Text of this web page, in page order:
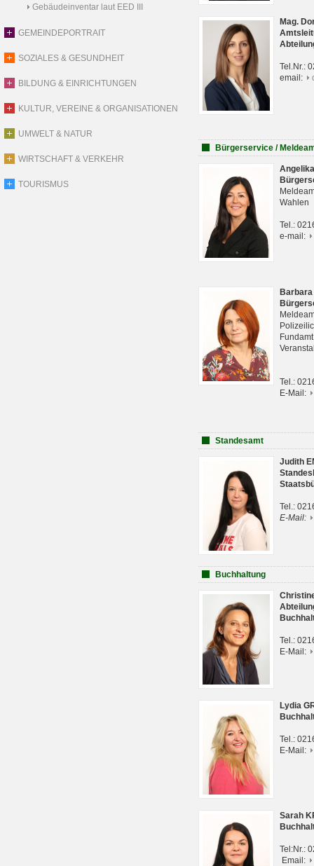
Gebäudeinventar laut EED III
GEMEINDEPORTRAIT
SOZIALES & GESUNDHEIT
BILDUNG & EINRICHTUNGEN
KULTUR, VEREINE & ORGANISATIONEN
UMWELT & NATUR
WIRTSCHAFT & VERKEHR
TOURISMUS
Mag.
Tel.Nr.:
email:
Bürgerservice /
Wahlen
Tel.:
e-mail:
Tel.:
E-Mail:
Standesamt
Judith
Tel.:
E-Mail:
Buchhaltung
Tel.:
E-Mail:
Lydia
Tel.:
E-Mail:
Sarah
Tel:Nr.:
Email: